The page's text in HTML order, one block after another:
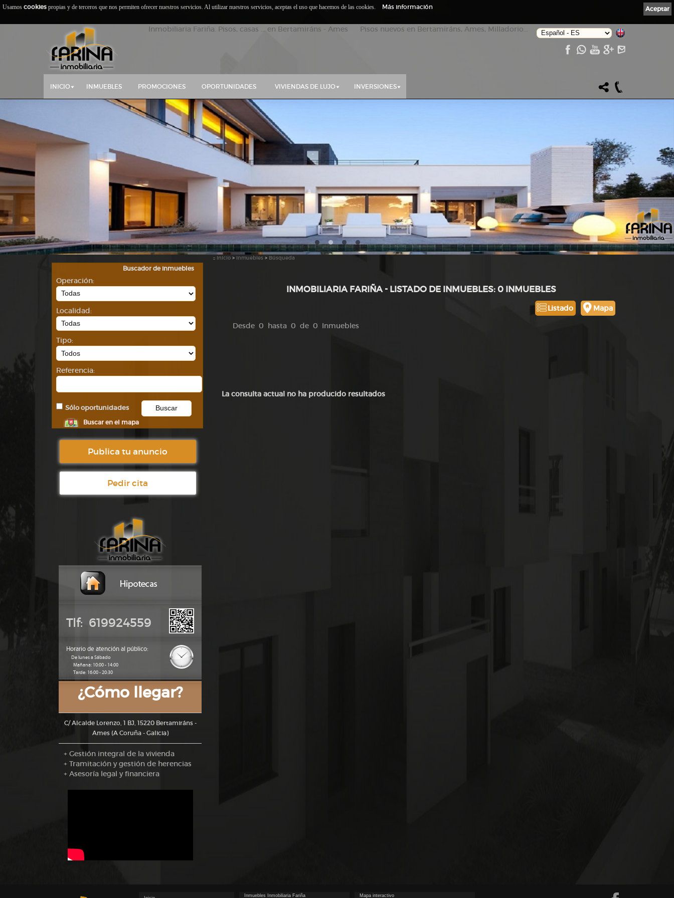
Inmobiliaria Fariña. Pisos, casas ... en Bertamiráns - Ames Pisos nuevos en Bertamiráns, Ames, Milladorio...
INICIO INMUEBLES PROMOCIONES OPORTUNIDADES VIVIENDAS DE LUJO INVERSIONES
Buscador de inmuebles
Operación:
Localidad:
Tipo:
Referencia:
Sólo oportunidades
Buscar en el mapa
Publica tu anuncio
Pedir cita
Tlf: 619924559
Horario de atención al público:
De lunes a Sábado
Mañana: 10:00 - 14:00
Tarde: 16:00 - 20:30
¿Cómo llegar?
C/ Alcalde Lorenzo, 1 BJ, 15220 Bertamiráns -
Ames (A Coruña - Galicia)
+ Gestión integral de la vivienda
+ Tramitación y gestión de herencias
+ Asesoría legal y financiera
:: Inicio > Inmuebles > Búsqueda
INMOBILIARIA FARIÑA - LISTADO DE INMUEBLES: 0 INMUEBLES
Mapa
Listado
Desde 0 hasta 0 de 0 Inmuebles
La consulta actual no ha producido resultados
Inmuebles Inmobiliaria Fariña Mapa interactivo
Aceptar
Usamos cookies propias y de terceros que nos permiten ofrecer nuestros servicios. Al utilizar nuestros servicios, aceptas el uso que hacemos de las cookies. Más información